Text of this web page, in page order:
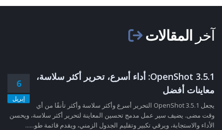
آخر المقالات
6
إبريل
OpenShot 3.5.1: أداء أسرع، تحرير أكثر سلاسة،
معاينات أفضل
يجعل OpenShot 3.5.1 التحرير أسرع وأكثر سلاسة وأكثر تأنقًا من أي
وقت مضى. يضيف سير عمل مدمج تحسين المعاينة لتحرير أكثر سلاسة، ويحسن
الأداء والاستجابة، ويرقي تكبير وتقليم الجدول الزمني، ويقدم قائمة طو......